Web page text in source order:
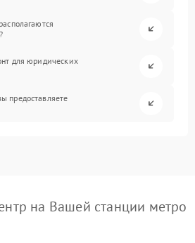
для юридических
предоставляете
на Вашей станции метро